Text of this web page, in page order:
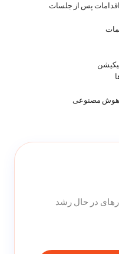
پس از جلسات
هوش مصنوعی
در حال رشد